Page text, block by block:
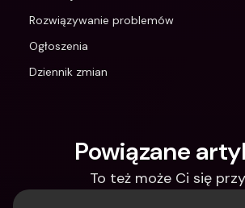
Rozwiązywanie problemów
Ogłoszenia
Dziennik zmian
Powiązane
To też może Ci się